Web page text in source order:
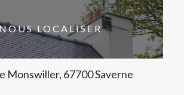
LOCALISER
Monswiller, 67700 Saverne